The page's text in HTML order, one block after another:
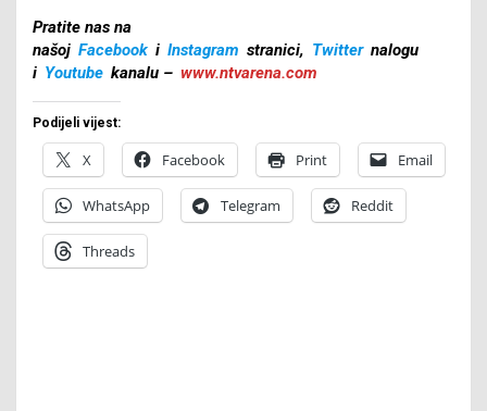
Pratite nas na
našoj Facebook i Instagram stranici, Twitter nalogu
i Youtube kanalu – www.ntvarena.com
Podijeli vijest:
X Facebook Print Email
WhatsApp Telegram Reddit
Threads